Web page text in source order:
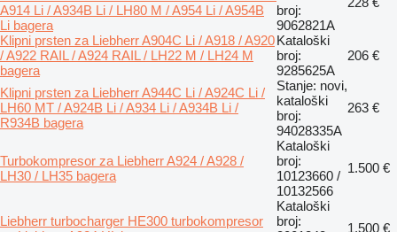
A914 Li / A934B Li / LH80 M / A954 Li / A954B
Li bagera
broj:
9062821A
Klipni prsten za Liebherr A904C Li / A918 / A920
/ A922 RAIL / A924 RAIL / LH22 M / LH24 M
bagera
Kataloški
broj:
9285625A
206 €
Klipni prsten za Liebherr A944C Li / A924C Li /
LH60 MT / A924B Li / A934 Li / A934B Li /
R934B bagera
Stanje: novi,
kataloški
broj:
94028335A
263 €
Turbokompresor za Liebherr A924 / A928 /
LH30 / LH35 bagera
Kataloški
broj:
10123660 /
10132566
1.500 €
Liebherr turbocharger HE300 turbokompresor
Kataloški
broj:
1.500 €